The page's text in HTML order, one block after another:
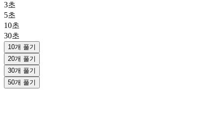
3초
5초
10초
30초
10개 풀기
20개 풀기
30개 풀기
50개 풀기